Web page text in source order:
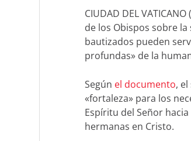
CIUDAD DEL
de los Obispos sobre
bautizados pueden
profundas» de la
Según el documento,
«fortaleza» para los
Espíritu del Señor
hermanas en Cristo.